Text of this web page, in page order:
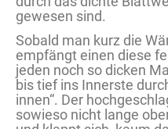
gewesen sind.
Sobald man kurz die
empfängt einen diese
jeden noch so dicken
bis tief ins Innerste
innen“. Der
sowieso nicht lange